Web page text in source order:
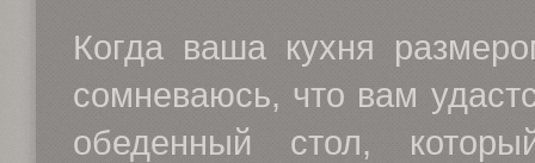
Когда ваша кухня
сомневаюсь, что вам
обеденный стол,